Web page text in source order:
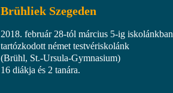
Brühliek Szegeden
2018. február 28-tól március 5-ig iskolánkban
tartózkodott német testvériskolánk
(Brühl, St.-Ursula-Gymnasium)
16 diákja és 2 tanára.